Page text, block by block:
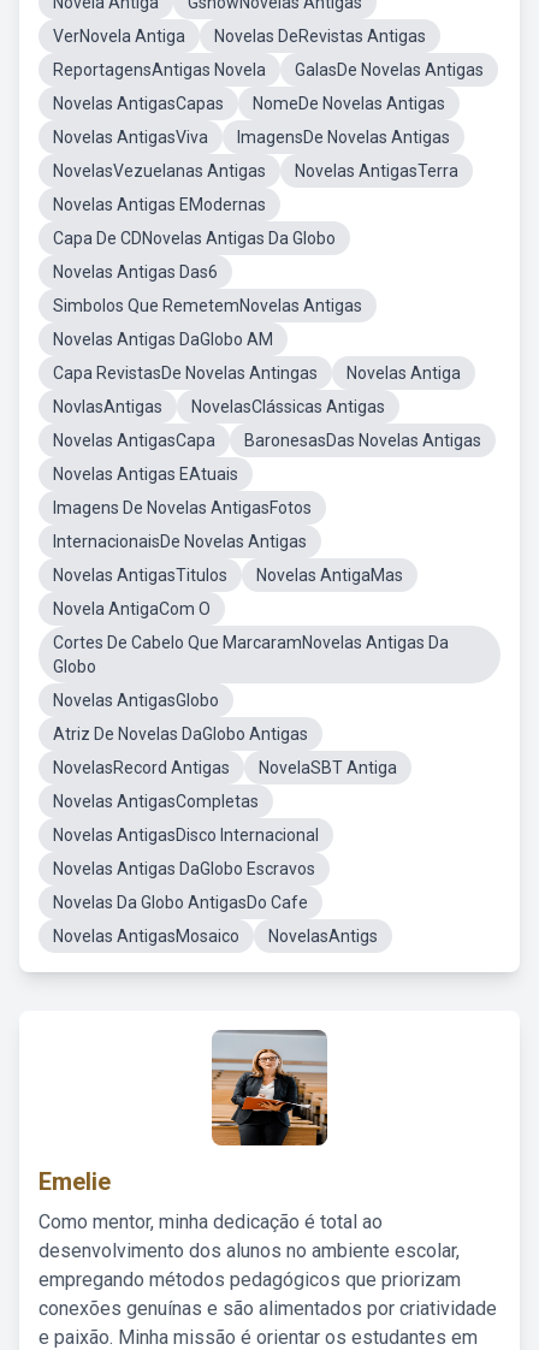
VerNovela Antiga
Novelas DeRevistas Antigas
ReportagensAntigas Novela
GalasDe Novelas Antigas
Novelas AntigasCapas
NomeDe Novelas Antigas
Novelas AntigasViva
ImagensDe Novelas Antigas
NovelasVezuelanas Antigas
Novelas AntigasTerra
Novelas Antigas EModernas
Capa De CDNovelas Antigas Da Globo
Novelas Antigas Das6
Simbolos Que RemetemNovelas Antigas
Novelas Antigas DaGlobo AM
Capa RevistasDe Novelas Antingas
Novelas Antiga
NovlasAntigas
NovelasClássicas Antigas
Novelas AntigasCapa
BaronesasDas Novelas Antigas
Novelas Antigas EAtuais
Imagens De Novelas AntigasFotos
InternacionaisDe Novelas Antigas
Novelas AntigasTitulos
Novelas AntigaMas
Novela AntigaCom O
Cortes De Cabelo Que MarcaramNovelas Antigas Da
Globo
Novelas AntigasGlobo
Atriz De Novelas DaGlobo Antigas
NovelasRecord Antigas
NovelaSBT Antiga
Novelas AntigasCompletas
Novelas AntigasDisco Internacional
Novelas Antigas DaGlobo Escravos
Novelas Da Globo AntigasDo Cafe
Novelas AntigasMosaico
NovelasAntigs
Emelie
Como mentor, minha dedicação é total ao
desenvolvimento dos alunos no ambiente escolar,
empregando métodos pedagógicos que priorizam
conexões genuínas e são alimentados por criatividade
e paixão. Minha missão é orientar os estudantes em